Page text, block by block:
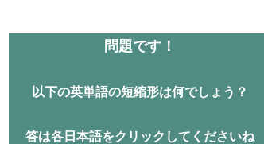
問題です！
以下の英単語の短縮形は何でしょう？
答は各日本語をクリックしてくださいね